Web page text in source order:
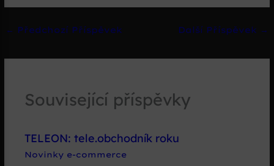
← Předchozí Příspěvek Další Příspěvek →
Související příspěvky
TELEON: tele.obchodník roku
Novinky e-commerce